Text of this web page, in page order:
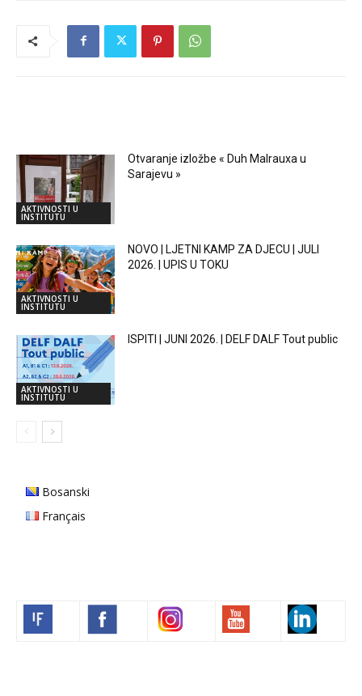
AKTIVNOSTI U
INSTITUTU
Otvaranje izložbe « Duh Malrauxa u
Sarajevu »
AKTIVNOSTI U
INSTITUTU
NOVO | LJETNI KAMP ZA DJECU | JULI
2026. | UPIS U TOKU
AKTIVNOSTI U
INSTITUTU
ISPITI | JUNI 2026. | DELF DALF Tout public
Bosanski
Français